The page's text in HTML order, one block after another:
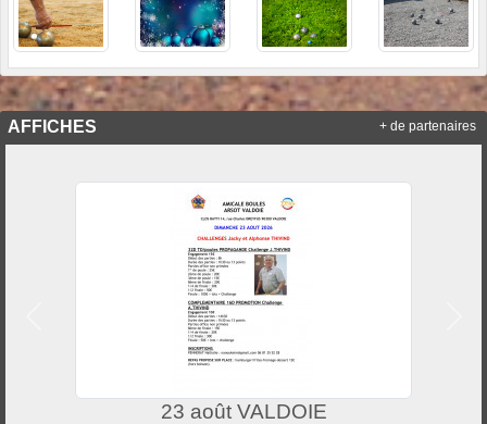
AFFICHES
23 août VALDOIE
+ de partenaires